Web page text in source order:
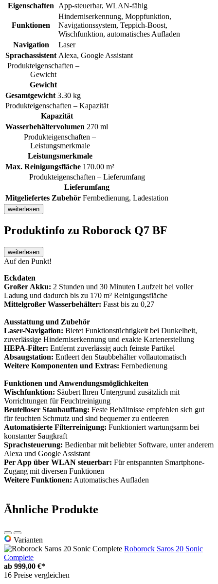
Eigenschaften
App-steuerbar, WLAN-fähig
Funktionen
Hinderniserkennung, Moppfunktion,
Navigationssystem, Teppich-Boost,
Wischfunktion, automatisches Aufladen
Navigation
Laser
Sprachassistent Alexa, Google Assistant
Produkteigenschaften –
Gewicht
Gewicht
Gesamtgewicht 3.30 kg
Produkteigenschaften – Kapazität
Kapazität
Wasserbehältervolumen 270 ml
Produkteigenschaften –
Leistungsmerkmale
Leistungsmerkmale
Max. Reinigungsfläche 170.00 m²
Produkteigenschaften – Lieferumfang
Lieferumfang
Mitgeliefertes Zubehör Fernbedienung, Ladestation
weiterlesen
Produktinfo zu Roborock Q7 BF
weiterlesen
Auf den Punkt!
Eckdaten
Großer Akku: 2 Stunden und 30 Minuten Laufzeit bei voller
Ladung und dadurch bis zu 170 m² Reinigungsfläche
Mittelgroßer Wasserbehälter: Fasst bis zu 0,27
Ausstattung und Zubehör
Laser-Navigation: Bietet Funktionstüchtigkeit bei Dunkelheit,
zuverlässige Hinderniserkennung und exakte Kartenerstellung
HEPA-Filter: Entfernt zuverlässig auch feinste Partikel
Absaugstation: Entleert den Staubbehälter vollautomatisch
Weitere Komponenten und Extras: Fernbedienung
Funktionen und Anwendungsmöglichkeiten
Wischfunktion: Säubert Ihren Untergrund zusätzlich mit
Vorrichtungen für Feuchtreinigung
Beutelloser Staubauffang: Feste Behältnisse empfehlen sich gut
für feuchten Schmutz und sind bequemer zu entleeren
Automatisierte Filterreinigung: Funktioniert wartungsarm bei
konstanter Saugkraft
Sprachsteuerung: Bedienbar mit beliebter Software, unter anderem
Alexa und Google Assistant
Per App über WLAN steuerbar: Für entspannten Smartphone-
Zugang mit diversen Funktionen
Weitere Funktionen: Automatisches Aufladen
Ähnliche Produkte
Varianten
Roborock Saros 20 Sonic
Complete
ab 999,00 €*
16 Preise vergleichen